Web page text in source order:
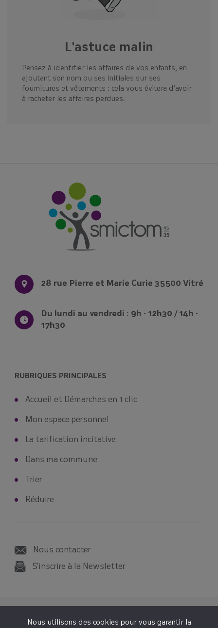
L'astuce malin
Pensez à identifier les affaires de vos enfants, en
ajoutant son nom ou ses initiales sur ses
fournitures et vêtements : cela vous évitera d’avoir
à racheter les affaires perdues.
28 rue Pierre et Marie Curie 35500 Vitré
Du lundi au vendredi : 9h - 12h30 / 14h -
17h30
RUBRIQUES PRINCIPALES
Accueil et Démarches en 1 clic
Mon espace personnel
La tarification incitative
Dans ma commune
Trier
Réduire
Nous contacter
S'inscrire à la Newsletter
© 2026 SMICTOM SUD-EST 35
Nous utilisons des cookies pour vous garantir la